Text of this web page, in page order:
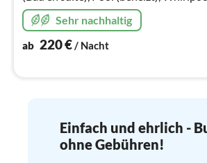
Top-Ausstattung!
Sehr nachhaltig
ab 220€/ Nacht
Einfach und ehrlich -
ohne Gebühren!